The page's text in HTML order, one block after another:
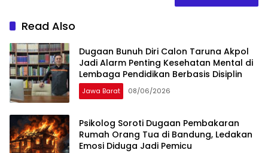
Read Also
Dugaan Bunuh Diri Calon Taruna Akpol
Jadi Alarm Penting Kesehatan Mental di
Lembaga Pendidikan Berbasis Disiplin
Jawa Barat 08/06/2026
Psikolog Soroti Dugaan Pembakaran
Rumah Orang Tua di Bandung, Ledakan
Emosi Diduga Jadi Pemicu